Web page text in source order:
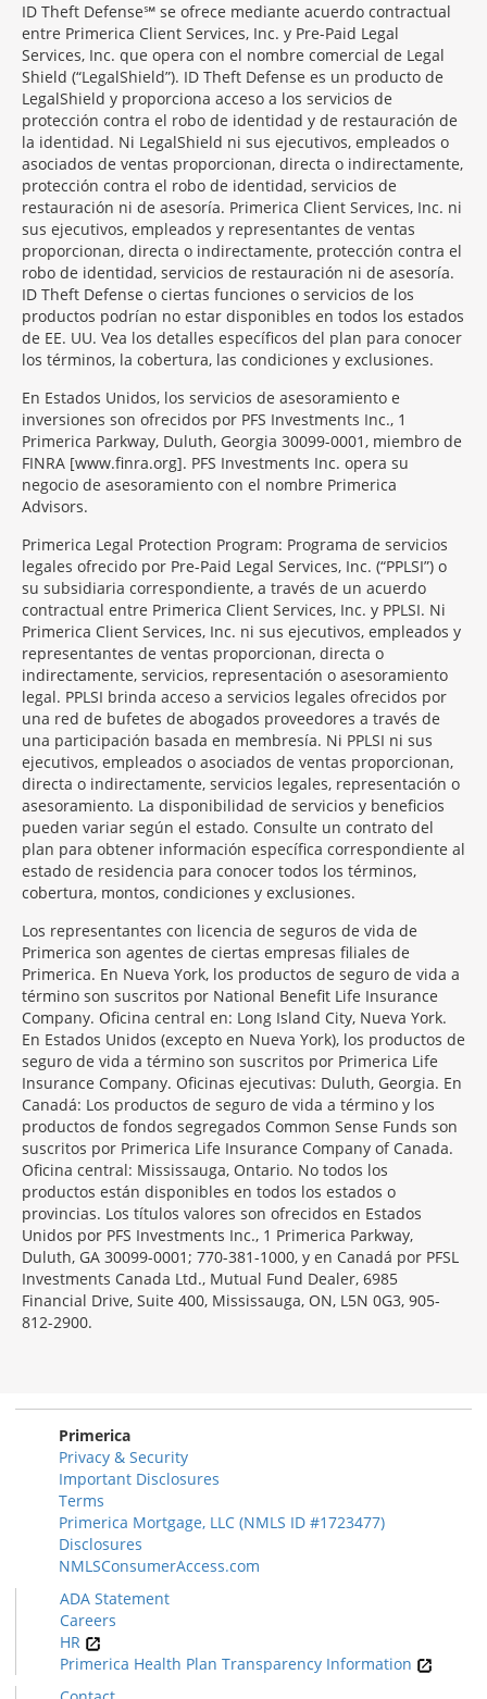
ID Theft Defense℠ se ofrece mediante acuerdo contractual
entre Primerica Client Services, Inc. y Pre-Paid Legal
Services, Inc. que opera con el nombre comercial de Legal
Shield (“LegalShield”). ID Theft Defense es un producto de
LegalShield y proporciona acceso a los servicios de
protección contra el robo de identidad y de restauración de
la identidad. Ni LegalShield ni sus ejecutivos, empleados o
asociados de ventas proporcionan, directa o indirectamente,
protección contra el robo de identidad, servicios de
restauración ni de asesoría. Primerica Client Services, Inc. ni
sus ejecutivos, empleados y representantes de ventas
proporcionan, directa o indirectamente, protección contra el
robo de identidad, servicios de restauración ni de asesoría.
ID Theft Defense o ciertas funciones o servicios de los
productos podrían no estar disponibles en todos los estados
de EE. UU. Vea los detalles específicos del plan para conocer
los términos, la cobertura, las condiciones y exclusiones.
En Estados Unidos, los servicios de asesoramiento e
inversiones son ofrecidos por PFS Investments Inc., 1
Primerica Parkway, Duluth, Georgia 30099-0001, miembro de
FINRA [www.finra.org]. PFS Investments Inc. opera su
negocio de asesoramiento con el nombre Primerica
Advisors.
Primerica Legal Protection Program: Programa de servicios
legales ofrecido por Pre-Paid Legal Services, Inc. (“PPLSI”) o
su subsidiaria correspondiente, a través de un acuerdo
contractual entre Primerica Client Services, Inc. y PPLSI. Ni
Primerica Client Services, Inc. ni sus ejecutivos, empleados y
representantes de ventas proporcionan, directa o
indirectamente, servicios, representación o asesoramiento
legal. PPLSI brinda acceso a servicios legales ofrecidos por
una red de bufetes de abogados proveedores a través de
una participación basada en membresía. Ni PPLSI ni sus
ejecutivos, empleados o asociados de ventas proporcionan,
directa o indirectamente, servicios legales, representación o
asesoramiento. La disponibilidad de servicios y beneficios
pueden variar según el estado. Consulte un contrato del
plan para obtener información específica correspondiente al
estado de residencia para conocer todos los términos,
cobertura, montos, condiciones y exclusiones.
Morgage
Disclosures
Section
Los representantes con licencia de seguros de vida de
Primerica son agentes de ciertas empresas filiales de
Primerica. En Nueva York, los productos de seguro de vida a
término son suscritos por National Benefit Life Insurance
Company. Oficina central en: Long Island City, Nueva York.
En Estados Unidos (excepto en Nueva York), los productos de
seguro de vida a término son suscritos por Primerica Life
Insurance Company. Oficinas ejecutivas: Duluth, Georgia. En
Canadá: Los productos de seguro de vida a término y los
productos de fondos segregados Common Sense Funds son
suscritos por Primerica Life Insurance Company of Canada.
Oficina central: Mississauga, Ontario. No todos los
productos están disponibles en todos los estados o
provincias. Los títulos valores son ofrecidos en Estados
Unidos por PFS Investments Inc., 1 Primerica Parkway,
Duluth, GA 30099-0001; 770-381-1000, y en Canadá por PFSL
Investments Canada Ltd., Mutual Fund Dealer, 6985
Financial Drive, Suite 400, Mississauga, ON, L5N 0G3, 905-
812-2900.
Primerica
Privacy & Security
Important Disclosures
Terms
Primerica Mortgage, LLC (NMLS ID #1723477)
Disclosures
NMLSConsumerAccess.com
ADA Statement
Careers
HR
Primerica Health Plan Transparency Information